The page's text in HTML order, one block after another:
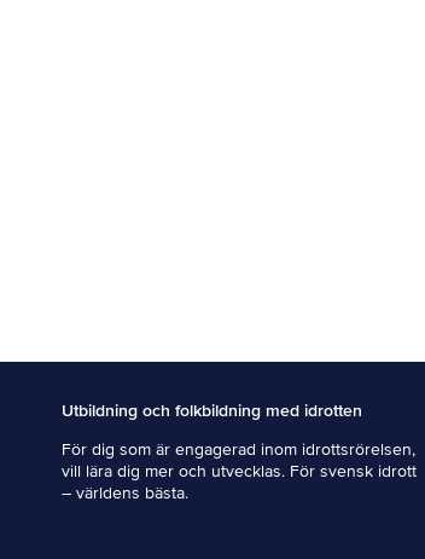
Utbildning och folkbildning med idrotten
För dig som är engagerad inom idrottsrörelsen,
vill lära dig mer och utvecklas. För svensk idrott
– världens bästa.